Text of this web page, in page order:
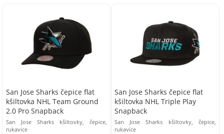
San Jose Sharks čepice flat
kšiltovka NHL Team Ground
2.0 Pro Snapback
San Jose Sharks kšiltovky, čepice,
rukavice
San Jose Sharks čepice flat
kšiltovka NHL Triple Play
Snapback
San Jose Sharks kšiltovky, čepice,
rukavice